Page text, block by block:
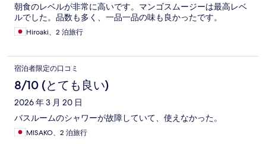
朝食のレベルが非常に高いです。マンゴスムージーは最高レベ
ルでした。品数も多く、一品一品の味も良かったです。
Hiroaki、2 泊旅行
宿泊者限定の口コミ
8/10 (とても良い)
2026 年 3 月 20 日
バスルームのシャワーが故障していて、使えなかった。
MISAKO、2 泊旅行